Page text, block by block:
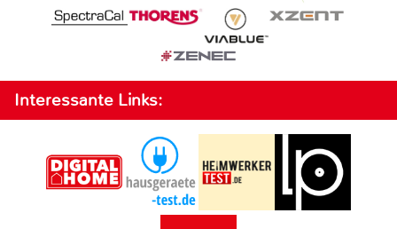
Interessante Links: